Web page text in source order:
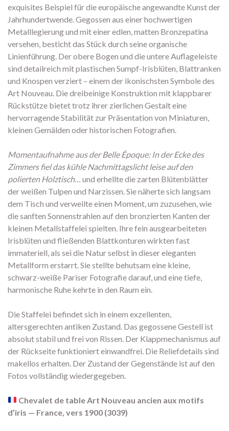
exquisites Beispiel für die europäische angewandte Kunst der
Jahrhundertwende. Gegossen aus einer hochwertigen
Metalllegierung und mit einer edlen, matten Bronzepatina
versehen, besticht das Stück durch seine organische
Linienführung. Der obere Bogen und die untere Auflageleiste
sind detailreich mit plastischen Sumpf-Irisblüten, Blattranken
und Knospen verziert – einem der ikonischsten Symbole des
Art Nouveau. Die dreibeinige Konstruktion mit klappbarer
Rückstütze bietet trotz ihrer zierlichen Gestalt eine
hervorragende Stabilität zur Präsentation von Miniaturen,
kleinen Gemälden oder historischen Fotografien.
Momentaufnahme aus der Belle Époque: In der Ecke des
Zimmers fiel das kühle Nachmittagslicht leise auf den
polierten Holztisch…
und erhellte die zarten Blütenblätter
der weißen Tulpen und Narzissen. Sie näherte sich langsam
dem Tisch und verweilte einen Moment, um zuzusehen, wie
die sanften Sonnenstrahlen auf den bronzierten Kanten der
kleinen Metallstaffelei spielten. Ihre fein ausgearbeiteten
Irisblüten und fließenden Blattkonturen wirkten fast
immateriell, als sei die Natur selbst in dieser eleganten
Metallform erstarrt. Sie stellte behutsam eine kleine,
schwarz-weiße Pariser Fotografie darauf, und eine tiefe,
harmonische Ruhe kehrte in den Raum ein.
Die Staffelei befindet sich in einem exzellenten,
altersgerechten antiken Zustand. Das gegossene Gestell ist
absolut stabil und frei von Rissen. Der Klappmechanismus auf
der Rückseite funktioniert einwandfrei. Die Reliefdetails sind
makellos erhalten. Der Zustand der Gegenstände ist auf den
Fotos vollständig wiedergegeben.
Chevalet de table Art Nouveau ancien aux motifs
d’iris — France, vers 1900 (3039)